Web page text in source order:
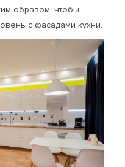
образом, чтобы
с фасадами кухни.